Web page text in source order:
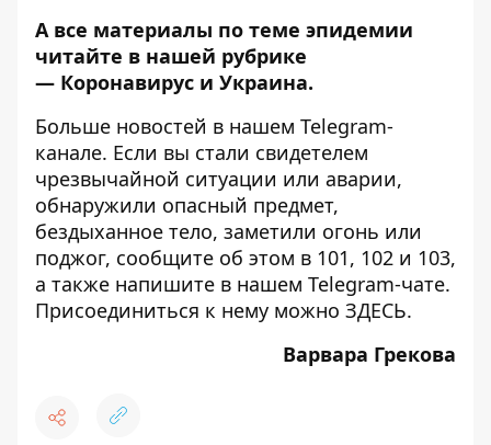
А все материалы по теме эпидемии
читайте в нашей рубрике
— Коронавирус и Украина.
Больше новостей в нашем Telegram-
канале. Если вы стали свидетелем
чрезвычайной ситуации или аварии,
обнаружили опасный предмет,
бездыханное тело, заметили огонь или
поджог, сообщите об этом в 101, 102 и 103,
а также напишите в нашем Telegram-чате.
Присоединиться к нему можно ЗДЕСЬ.
Варвара Грекова